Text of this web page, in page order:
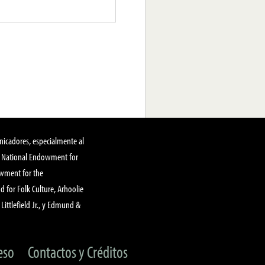
especialmente al
National Endowment for
for the
for Folk Culture, Arhoolie
Littlefield Jr., y Edmund &
Contactos y Créditos